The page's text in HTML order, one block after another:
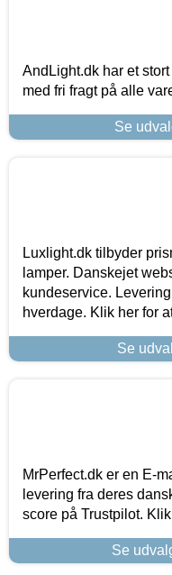
AndLight.dk har et
med fri fragt på alle
Se
Luxlight.dk tilbyder
lamper. Danskejet
kundeservice.
hverdage. Klik her for
Se
MrPerfect.dk er en E-
levering fra deres
score på Trustpilot.
Se